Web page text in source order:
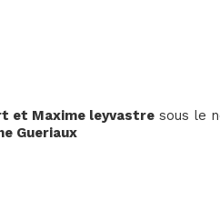
et Maxime leyvastre sous le
Gueriaux